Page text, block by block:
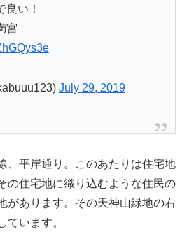
良い！
宮
July 29, 2019
、平岸通り。このあたりは住宅地
の住宅地に織り込むような住民の
があります。その天神山緑地の右
ています。